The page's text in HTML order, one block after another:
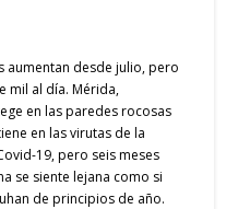
aumentan desde julio, pero
mil al día. Mérida,
en las paredes rocosas
en las virutas de la
19, pero seis meses
se siente lejana como si
de principios de año.